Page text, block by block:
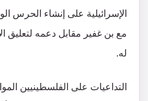
الإسرائيلية على إنشاء
مع بن غفير مقابل دعمه لتعليق
له.
التداعيات على الفلسطينيين